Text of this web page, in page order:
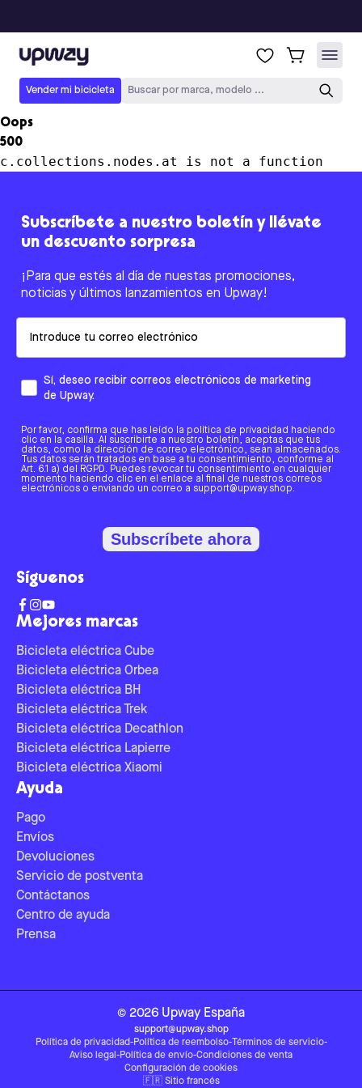
Upway
Vender mi bicicleta Buscar por marca, modelo ...
Oops
500
c.collections.nodes.at is not a function
Mejores marcas
Bicicleta eléctrica Cube
Bicicleta eléctrica Orbea
Bicicleta eléctrica BH
Bicicleta eléctrica Trek
Bicicleta eléctrica Decathlon
Bicicleta eléctrica Lapierre
Bicicleta eléctrica Xiaomi
Ayuda
Pago
Envíos
Devoluciones
Servicio de postventa
Contáctanos
Centro de ayuda
Prensa
Subscríbete a nuestro boletín y llévate
un descuento sorpresa
¡Para que estés al día de nuestas promociones,
noticias y últimos lanzamientos en Upway!
Sí, deseo recibir correos electrónicos de marketing
de Upway.
Por favor, confirma que has leído la política de privacidad haciendo
clic en la casilla. Al suscribirte a nuestro boletín, aceptas que tus
datos, como la dirección de correo electrónico, sean almacenados.
Tus datos serán tratados en base a tu consentimiento, conforme al
Art. 6.1 a) del RGPD. Puedes revocar tu consentimiento en cualquier
momento haciendo clic en el enlace al final de nuestros correos
electrónicos o enviando un correo a support@upway.shop.
Subscríbete ahora
Síguenos
© 2026 Upway España
support@upway.shop
Política de privacidad-Política de reembolso-Términos de servicio-
Aviso legal -Política de envío-Condiciones de venta
Configuración de cookies
🇫🇷 Sitio francés